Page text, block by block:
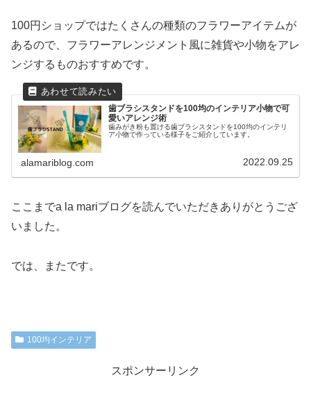
100円ショップではたくさんの種類のフラワーアイテムが
あるので、フラワーアレンジメント風に雑貨や小物をアレ
ンジするものおすすめです。
歯ブラシスタンドを100均のインテリア小物で可
愛いアレンジ術
歯みがき粉も置ける歯ブラシスタンドを100均のインテリ
ア小物で作っている様子をご紹介しています。
alamariblog.com 2022.09.25
ここまでa la mariブログを読んでいただきありがとうござ
いました。
では、またです。
100均インテリア
スポンサーリンク